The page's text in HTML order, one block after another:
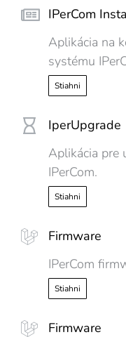
IPerCom
Aplikácia na
systému
Stiahni
IperUpgrade
Aplikácia pre
IPerCom.
Stiahni
Firmware
IPerCom
Stiahni
Firmware